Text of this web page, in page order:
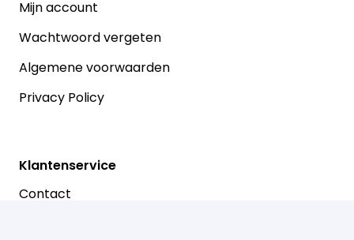
Mijn account
Wachtwoord vergeten
Algemene voorwaarden
Privacy Policy
Klantenservice
Contact